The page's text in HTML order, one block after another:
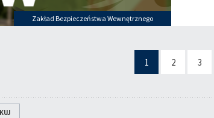
Zakład Bezpieczeństwa Wewnętrznego
1 2 3